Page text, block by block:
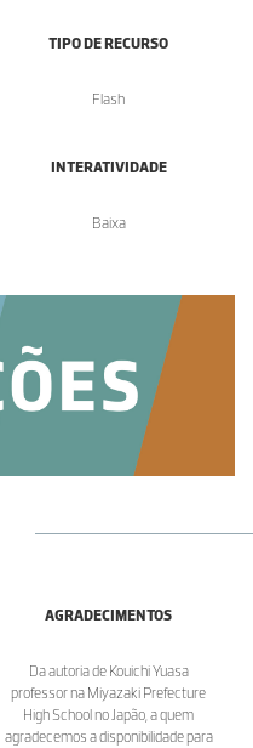
TIPO DE RECURSO
Flash
INTERATIVIDADE
Baixa
AGRADECIMENTOS
Da autoria de Kouichi Yuasa
professor na Miyazaki Prefecture
High School no Japão, a quem
agradecemos a disponibilidade para